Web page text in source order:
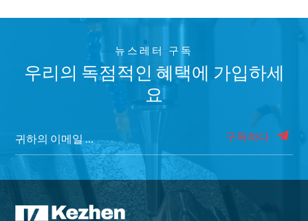
뉴스레터 구독
우리의 독점적인 혜택에 가입하세
요
구독하다